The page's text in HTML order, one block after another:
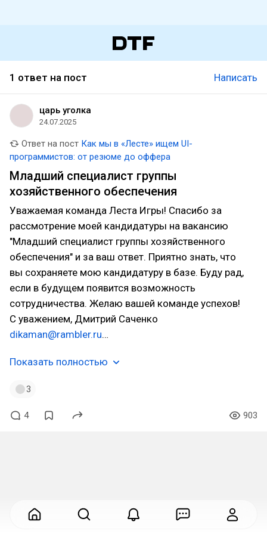
1 ответ на пост Написать
царь уголка
24.07.2025
Ответ на пост Как мы в «Лесте» ищем UI-
программистов: от резюме до оффера
Младший специалист группы
хозяйственного обеспечения
Уважаемая команда Леста Игры! Спасибо за
рассмотрение моей кандидатуры на вакансию
"Младший специалист группы хозяйственного
обеспечения" и за ваш ответ. Приятно знать, что
вы сохраняете мою кандидатуру в базе. Буду рад,
если в будущем появится возможность
сотрудничества. Желаю вашей команде успехов!
С уважением, Дмитрий Саченко
dikaman@rambler.ru…
Показать полностью
3
4 903